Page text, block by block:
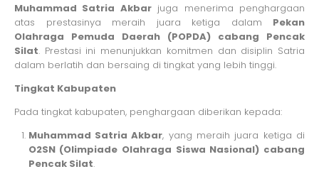
Muhammad Satria Akbarjuga menerima penghargaan
atas prestasinya meraih juara ketiga dalam Pekan
Olahraga Pemuda Daerah (POPDA) cabang Pencak
Silat. Prestasi ini menunjukkan komitmen dan disiplin Satria
dalam berlatih dan bersaing di tingkat yang lebih tinggi.
Tingkat Kabupaten
Pada tingkat kabupaten, penghargaan diberikan kepada:
Muhammad Satria Akbar, yang meraih juara ketiga di
O2SN (Olimpiade Olahraga Siswa Nasional) cabang
Pencak Silat.